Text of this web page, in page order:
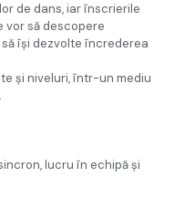
de dans, iar înscrierile
vor să descopere
își dezvolte încrederea
și niveluri, într-un mediu
lucru în echipă și